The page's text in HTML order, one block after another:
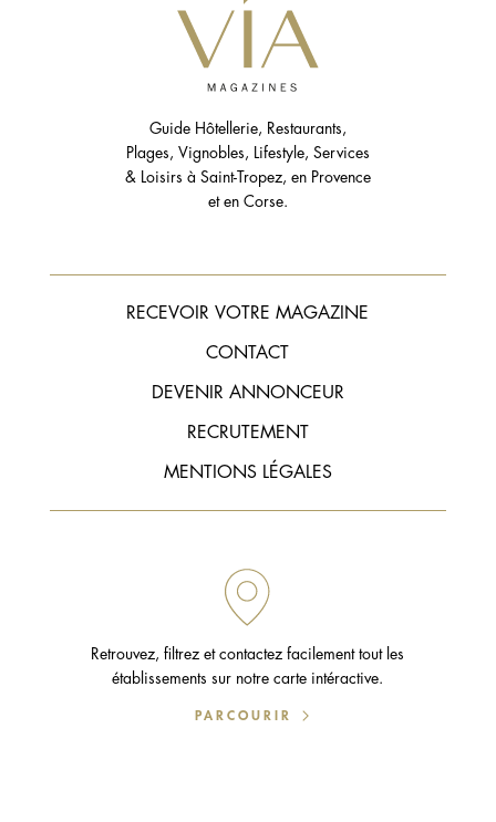
Guide Hôtellerie, Restaurants,
Plages, Vignobles, Lifestyle, Services
& Loisirs à Saint-Tropez, en Provence
et en Corse.
RECEVOIR VOTRE MAGAZINE
CONTACT
DEVENIR ANNONCEUR
RECRUTEMENT
MENTIONS LÉGALES
Retrouvez, filtrez et contactez facilement tout les
établissements sur notre carte intéractive.
PARCOURIR